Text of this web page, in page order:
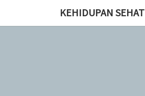
KEHIDUPAN SEHAT